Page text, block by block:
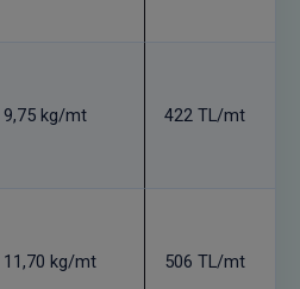
9,75 kg/mt 422 TL/mt
11,70 kg/mt 506 TL/mt